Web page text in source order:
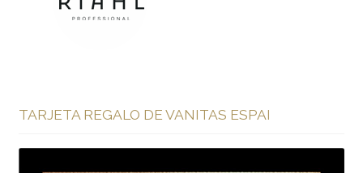
TARJETA REGALO DE VANITAS ESPAI